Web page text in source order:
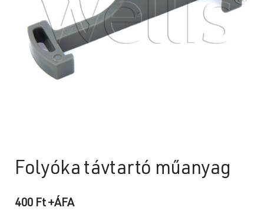
Folyóka távtartó műanyag
400 Ft+ÁFA